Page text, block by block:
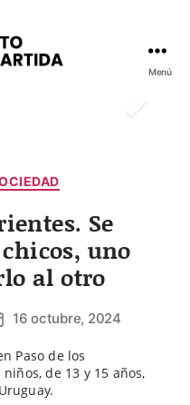
Menú
Se
uno
al otro
16 octubre, 2024
Paso de los
de 13 y 15 años,